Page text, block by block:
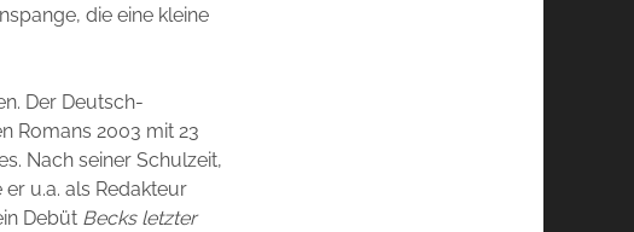
die eine kleine
Der Deutsch-
Romans 2003 mit 23
Nach seiner Schulzeit,
u.a. als Redakteur
Debüt Becks letzter